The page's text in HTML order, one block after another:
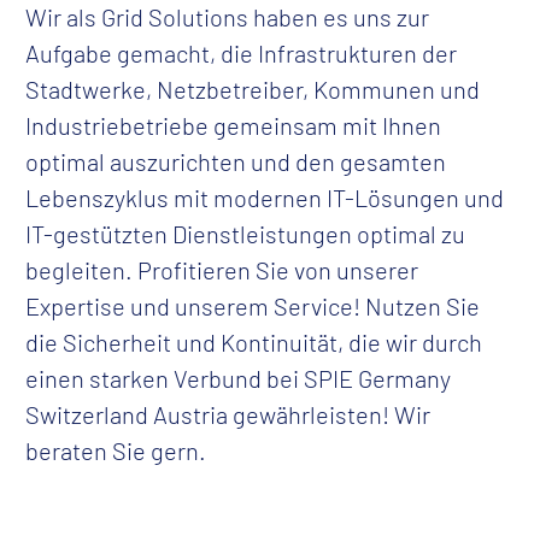
Wir als Grid Solutions haben es uns zur
Aufgabe gemacht, die Infrastrukturen der
Stadtwerke, Netzbetreiber, Kommunen und
Industriebetriebe gemeinsam mit Ihnen
optimal auszurichten und den gesamten
Lebenszyklus mit modernen IT-Lösungen und
IT-gestützten Dienstleistungen optimal zu
begleiten. Profitieren Sie von unserer
Expertise und unserem Service! Nutzen Sie
die Sicherheit und Kontinuität, die wir durch
einen starken Verbund bei SPIE Germany
Switzerland Austria gewährleisten! Wir
beraten Sie gern.